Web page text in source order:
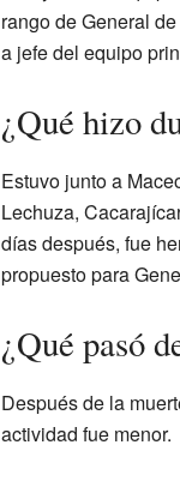
rango de General
a jefe del equipo
¿Qué hizo
Estuvo junto a
Lechuza,
días después, fue
propuesto para
¿Qué pasó
Después de la
actividad fue menor.